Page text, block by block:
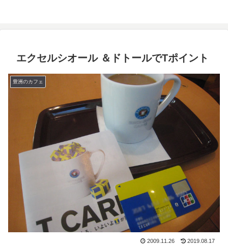
エクセルシオール ＆ドトールでTポイント
豊洲のカフェ
2009.11.26 2019.08.17